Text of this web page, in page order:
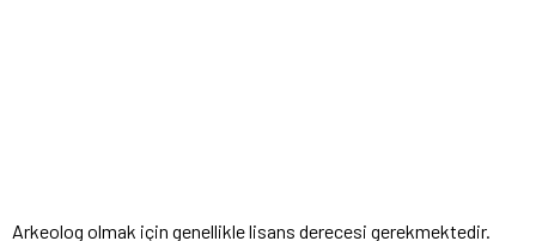
Arkeolog olmak için genellikle lisans derecesi gerekmektedir.